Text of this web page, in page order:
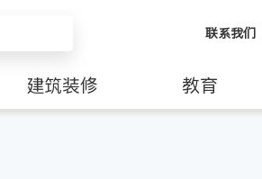
联系我们
建筑装修 教育